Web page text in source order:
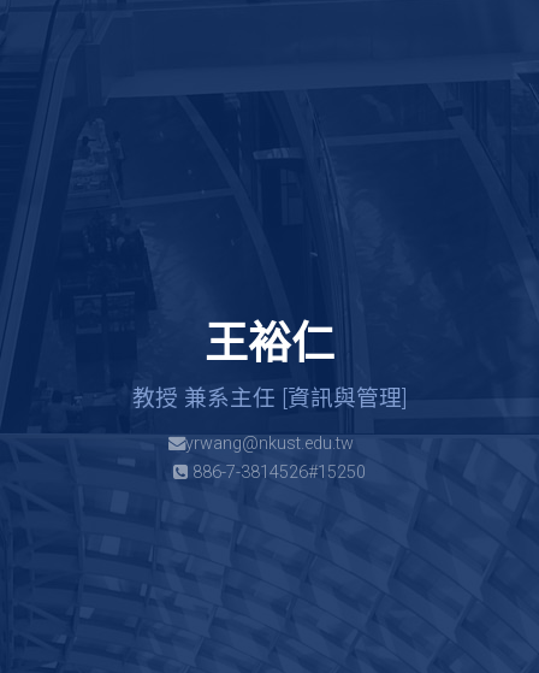
王裕仁
教授 兼系主任 [資訊與管理]
yrwang@nkust.edu.tw
886-7-3814526#15250